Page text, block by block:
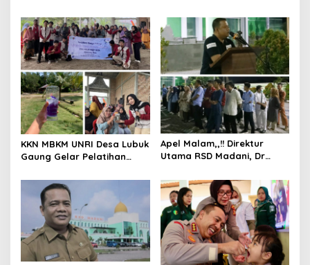
Mandau
Madani, Ingot : Pelayanan
Harus Ditingkatkan
KKN MBKM UNRI Desa Lubuk
Gaung Gelar Pelatihan
Telang dan Bagi Bibit
Bunga Telang
Apel Malam,,!! Direktur
Utama RSD Madani, Dr
Memberikan Pengarahan
Kepada Seluruh
Pegawainya.